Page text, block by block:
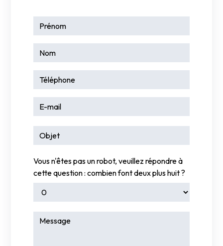
Vous n'êtes pas un robot, veuillez répondre à
cette question : combien font deux plus huit ?